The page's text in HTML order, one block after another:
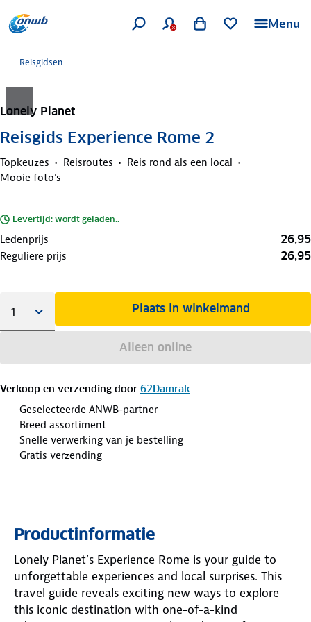
Menu
Reisgidsen
Lonely Planet
Reisgids Experience Rome 2
Topkeuzes Reisroutes
Reis rond als een local
Mooie foto's
Levertijd: wordt geladen..
Ledenprijs 26,95
Reguliere prijs 26,95
Plaats in winkelmand
Alleen online
Verkoop en verzending door 62Damrak
Geselecteerde ANWB-partner
Breed assortiment
Snelle verwerking van je bestelling
Gratis verzending
Productinformatie
Lonely Planet’s Experience Rome is your guide to
unforgettable experiences and local surprises. This
travel guide reveals exciting new ways to explore
this iconic destination with one-of-a-kind